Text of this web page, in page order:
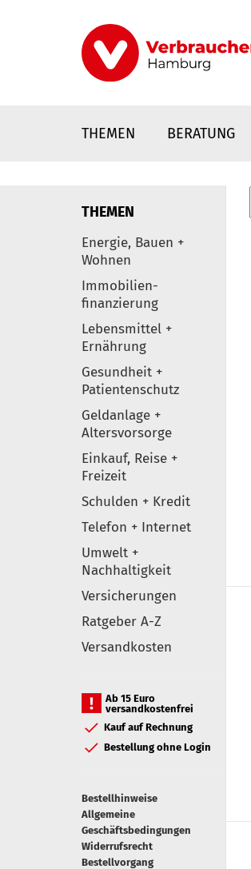
THEMEN BERATUNG
Elemente
THEMEN
Energie, Bauen +
Wohnen
Immobilien-
finanzierung
Lebensmittel +
Ernährung
Gesundheit +
Patientenschutz
Geldanlage +
Altersvorsorge
Einkauf, Reise +
Freizeit
Schulden + Kredit
Telefon + Internet
Umwelt +
Nachhaltigkeit
Versicherungen
Ratgeber A-Z
Versandkosten
Ab 15 Euro
versandkostenfrei
Kauf auf Rechnung
Bestellung ohne Login
Bestellhinweise
Allgemeine
Geschäftsbedingungen
Widerrufsrecht
Bestellvorgang